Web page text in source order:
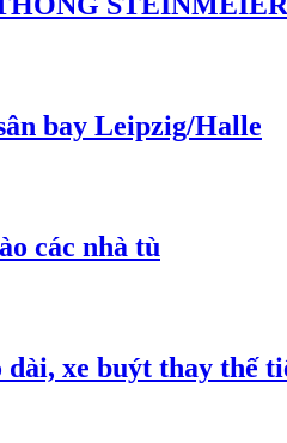
bay Leipzig/Halle
các nhà tù
xe buýt thay thế